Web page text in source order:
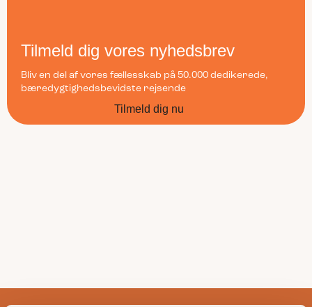
Tilmeld dig vores nyhedsbrev
Bliv en del af vores fællesskab på 50.000 dedikerede,
bæredygtighedsbevidste rejsende
Tilmeld dig nu